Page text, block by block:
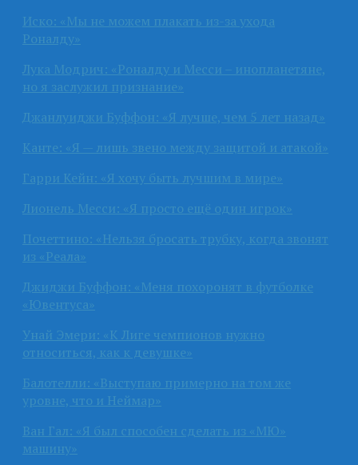
Иско: «Мы не можем плакать из-за ухода
Роналду»
Лука Модрич: «Роналду и Месси – инопланетяне,
но я заслужил признание»
Джанлуиджи Буффон: «Я лучше, чем 5 лет назад»
Канте: «Я — лишь звено между защитой и атакой»
Гарри Кейн: «Я хочу быть лучшим в мире»
Лионель Месси: «Я просто ещё один игрок»
Почеттино: «Нельзя бросать трубку, когда звонят
из «Реала»
Джиджи Буффон: «Меня похоронят в футболке
«Ювентуса»
Унай Эмери: «К Лиге чемпионов нужно
относиться, как к девушке»
Балотелли: «Выступаю примерно на том же
уровне, что и Неймар»
Ван Гал: «Я был способен сделать из «МЮ»
машину»